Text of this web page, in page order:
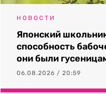
НОВОСТИ
Японский
способность
они были
06.08.2026 / 20:59